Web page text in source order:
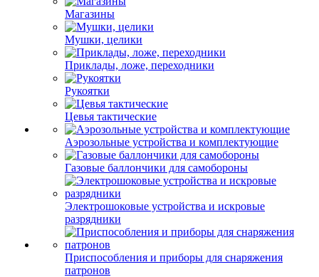
Магазины
Мушки, целики
Приклады, ложе, переходники
Рукоятки
Цевья тактические
Аэрозольные устройства и комплектующие
Газовые баллончики для самобороны
Электрошоковые устройства и искровые
разрядники
Приспособления и приборы для снаряжения
патронов